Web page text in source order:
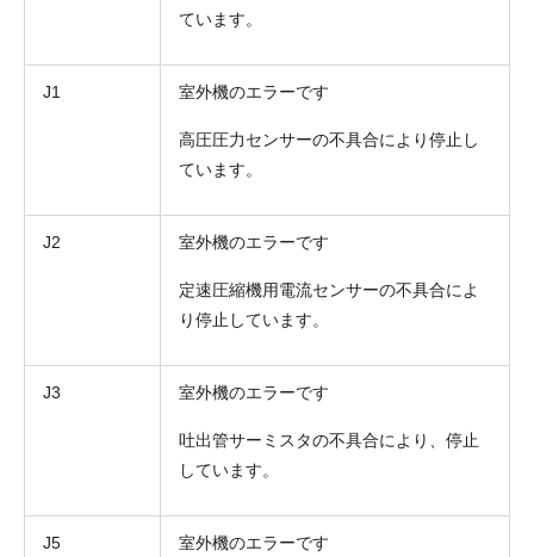
ています。
J1 室外機のエラーです
高圧圧力センサーの不具合により停止し
ています。
J2 室外機のエラーです
定速圧縮機用電流センサーの不具合によ
り停止しています。
J3 室外機のエラーです
吐出管サーミスタの不具合により、停止
しています。
J5 室外機のエラーです